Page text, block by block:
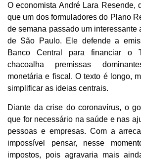
O economista André Lara Resende,
que um dos formuladores do Plano
de semana passado um interessante
de São Paulo. Ele defende a
Banco Central para financiar o
chacoalha premissas
monetária e fiscal. O texto é longo,
simplificar as ideias centrais.
Diante da crise do coronavírus, o
que for necessário na saúde e nas
pessoas e empresas. Com a
impossível pensar, nesse
impostos, pois agravaria mais